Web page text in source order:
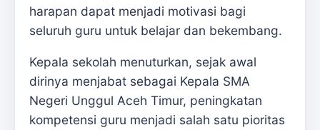
harapan dapat menjadi motivasi bagi
seluruh guru untuk belajar dan bekembang.
Kepala sekolah menuturkan, sejak awal
dirinya menjabat sebagai Kepala SMA
Negeri Unggul Aceh Timur, peningkatan
kompetensi guru menjadi salah satu pioritas